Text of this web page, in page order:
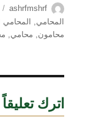
الكاتب
ashrfmshrf
المحامي
محامون
محامي
اترك تعليقاً